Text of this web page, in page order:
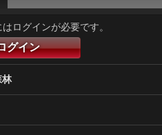
ログインが必要です。
グイン
林